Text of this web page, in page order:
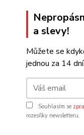
a slevy!
Můžete se
jednou za 14 dní.
Souhlasím se
rozesílky newsletteru.